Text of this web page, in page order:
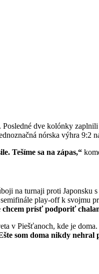
dve kolónky
nórska výhra 9:2
Tešíme sa na zápas,“
na turnaji proti Japonsku
play-off k svojmu
prísť podporiť
v Piešťanoch, kde je
som doma nikdy